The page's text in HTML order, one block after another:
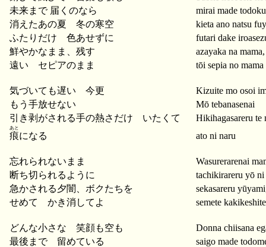
未来まで 届くのなら
mirai made
消えたあの夏 冬の寒空
kieta ano natsu
ふたりだけ 色あせずに
futari dake
鮮やかなまま、残す
azayaka na
遠い セピアのまま
tōi sepia no mama
気づいても遅い 今更
Kizuite mo osoi
もう手放せない
Mō tebanasenai
引き剥がされる手の熱さだけ いたくて
Hikihagasareru te
痕
あと
になる ato ni naru
忘れられないまま
Wasurerarenai
断ち切られるように
tachikirareru yō ni
急かされる夕闇、ボクたちを
sekasareru
せめて かき消してよ
semete
どんな小さな 笑顔も空も
Donna chiisana
最後まで 留めている
saigo made